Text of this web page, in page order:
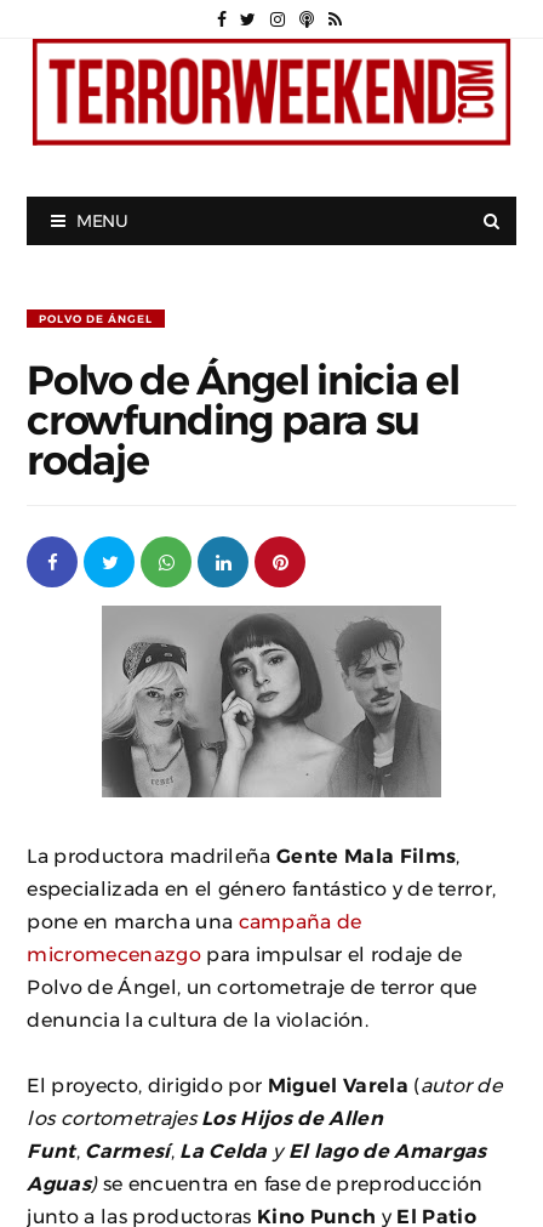
MENU
POLVO DE ÁNGEL
Polvo de Ángel inicia el
crowfunding para su
rodaje
La productora madrileñaGente Mala Films
especializada en el género fantástico y de terror,
pone en marcha una campaña de
micromecenazgopara impulsar el rodaje de
Polvo de Ángel, un cortometraje de terror que
denuncia la cultura de la violación.
El proyecto, dirigido por Miguel Varela (autor de
los cortometrajesLos Hijos de Allen
Funt, Carmesí, La Celda y El lago de Amargas
Aguas)se encuentra en fase de preproducción
junto a las productoras Kino Punch y El Patio